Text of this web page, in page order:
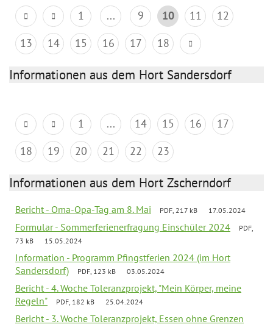
1 ... 9 10 11
12
13
14 15 16 17 18
Informationen aus dem Hort Sandersdorf
1 ... 14 15 16
17
18
19 20 21 22 23
Informationen aus dem Hort Zscherndorf
Bericht - Oma-Opa-Tag am 8. Mai PDF, 217 kB 17.05.2024
Formular - Sommerferienerfragung Einschüler 2024
PDF,
73 kB
15.05.2024
Information - Programm Pfingstferien 2024 (im Hort
Sandersdorf)
PDF, 123 kB 03.05.2024
Bericht - 4. Woche Toleranzprojekt, "Mein Körper, meine
Regeln"
PDF, 182 kB 25.04.2024
Bericht - 3. Woche Toleranzprojekt, Essen ohne Grenzen